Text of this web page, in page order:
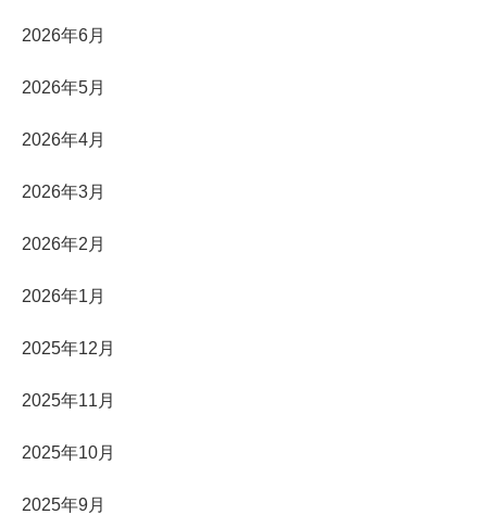
2026年6月
2026年5月
2026年4月
2026年3月
2026年2月
2026年1月
2025年12月
2025年11月
2025年10月
2025年9月